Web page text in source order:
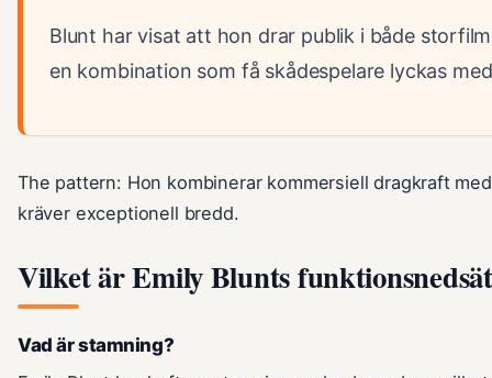
Blunt har visat att hon drar publik i både
en kombination som få skådespelare lyckas
The pattern: Hon kombinerar kommersiell dragkraft
kräver exceptionell bredd.
Vilket är Emily Blunts
Vad är stamning?